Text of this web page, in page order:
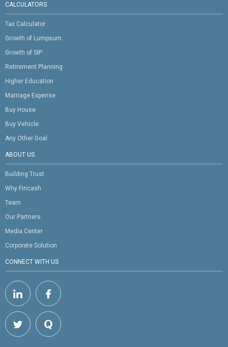
CALCULATORS
Tax Calculator
Growth of Lumpsum
Growth of SIP
Retirement Planning
Higher Education
Marriage Expense
Buy House
Buy Vehicle
Any Other Goal
ABOUT US
Building Trust
Why Fincash
Team
Our Partners
Media Center
Corporate Solution
CONNECT WITH US